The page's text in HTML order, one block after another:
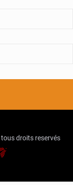
tous droits reservés